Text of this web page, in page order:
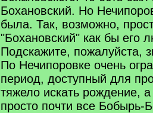
Бохановский. Но
была. Так, возможно,
"Бохановский" как бы его
Подскажите, пожалуйста,
По Нечипоровке очень
период, доступный для
тяжело искать рождение,
просто почти все Бобырь-